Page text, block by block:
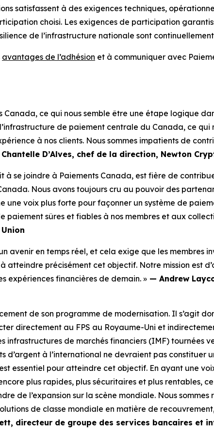
satisfassent à des exigences techniques,
choisi. Les exigences de participation
de l’infrastructure nationale sont
avantages de l’adhésion et à communiquer avec
Canada, ce qui nous semble être une étape logique
de paiement centrale du Canada, ce qui
à nos clients. Nous sommes impatients de
Chantelle D’Alves, chef de la direction, Newton
à se joindre à Paiements Canada, est fière de
Nous avons toujours cru au pouvoir des
une voix plus forte pour façonner un système de
sûres et fiables à nos membres et aux
avenir en temps réel, et cela exige que les membres
à atteindre précisément cet objectif. Notre mission est
expériences financières de demain. » — Andrew
de son programme de modernisation. Il s’agit
directement au FPS au Royaume-Uni et
de marchés financiers (IMF) tournées
d’argent à l’international ne devraient pas constituer
essentiel pour atteindre cet objectif. En ayant une
plus rapides, plus sécuritaires et plus rentables,
de l’expansion sur la scène mondiale. Nous
de classe mondiale en matière de
directeur de groupe des services bancaires et